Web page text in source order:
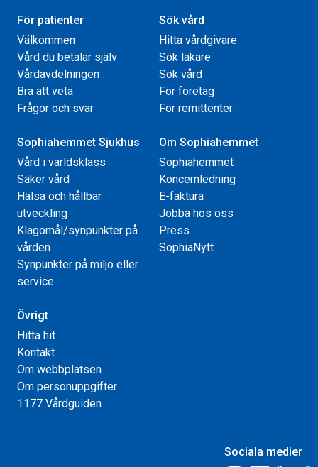
För patienter
Välkommen
Vård du betalar själv
Vårdavdelningen
Bra att veta
Frågor och svar
Sök vård
Hitta vårdgivare
Sök läkare
Sök vård
För företag
För remittenter
Sophiahemmet Sjukhus
Vård i världsklass
Säker vård
Hälsa och hållbar
utveckling
Klagomål/synpunkter på
vården
Synpunkter på miljö eller
service
Om Sophiahemmet
Sophiahemmet
Koncernledning
E-faktura
Jobba hos oss
Press
SophiaNytt
Övrigt
Hitta hit
Kontakt
Om webbplatsen
Om personuppgifter
1177 Vårdguiden
Sociala medier